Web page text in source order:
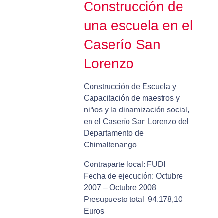
Construcción de
una escuela en el
Caserío San
Lorenzo
Construcción de Escuela y
Capacitación de maestros y
niños y la dinamización social,
en el Caserío San Lorenzo del
Departamento de
Chimaltenango
Contraparte local: FUDI
Fecha de ejecución: Octubre
2007 – Octubre 2008
Presupuesto total: 94.178,10
Euros